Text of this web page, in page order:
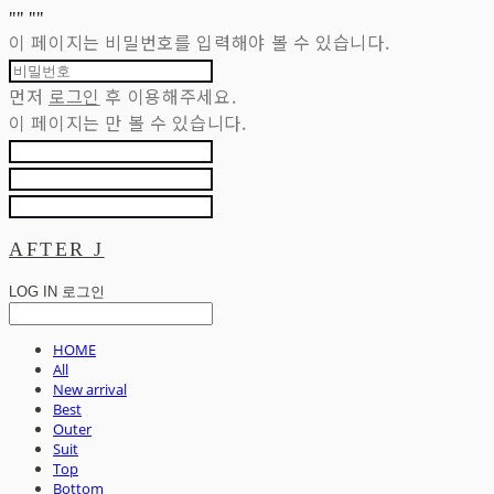
"" ""
이 페이지는 비밀번호를 입력해야 볼 수 있습니다.
먼저 로그인 후 이용해주세요.
이 페이지는 만 볼 수 있습니다.
AFTER J
LOG IN 로그인
HOME
All
New arrival
Best
Outer
Suit
Top
Bottom